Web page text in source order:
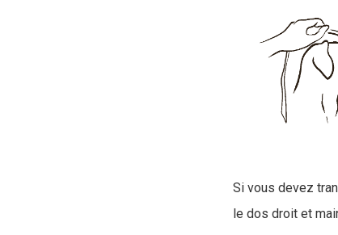
Si vous devez
le dos droit et